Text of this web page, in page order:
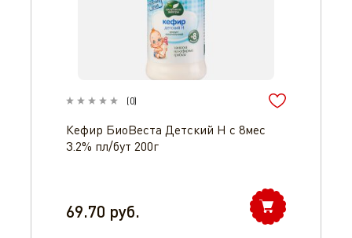
(0)
Кефир БиоВеста Детский Н с 8мес
3.2% пл/бут 200г
69.70 руб.